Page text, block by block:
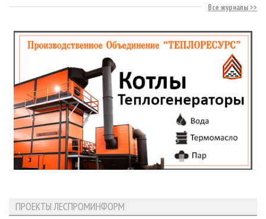
Все журналы
ПРОЕКТЫ ЛЕСПРОМИНФОРМ